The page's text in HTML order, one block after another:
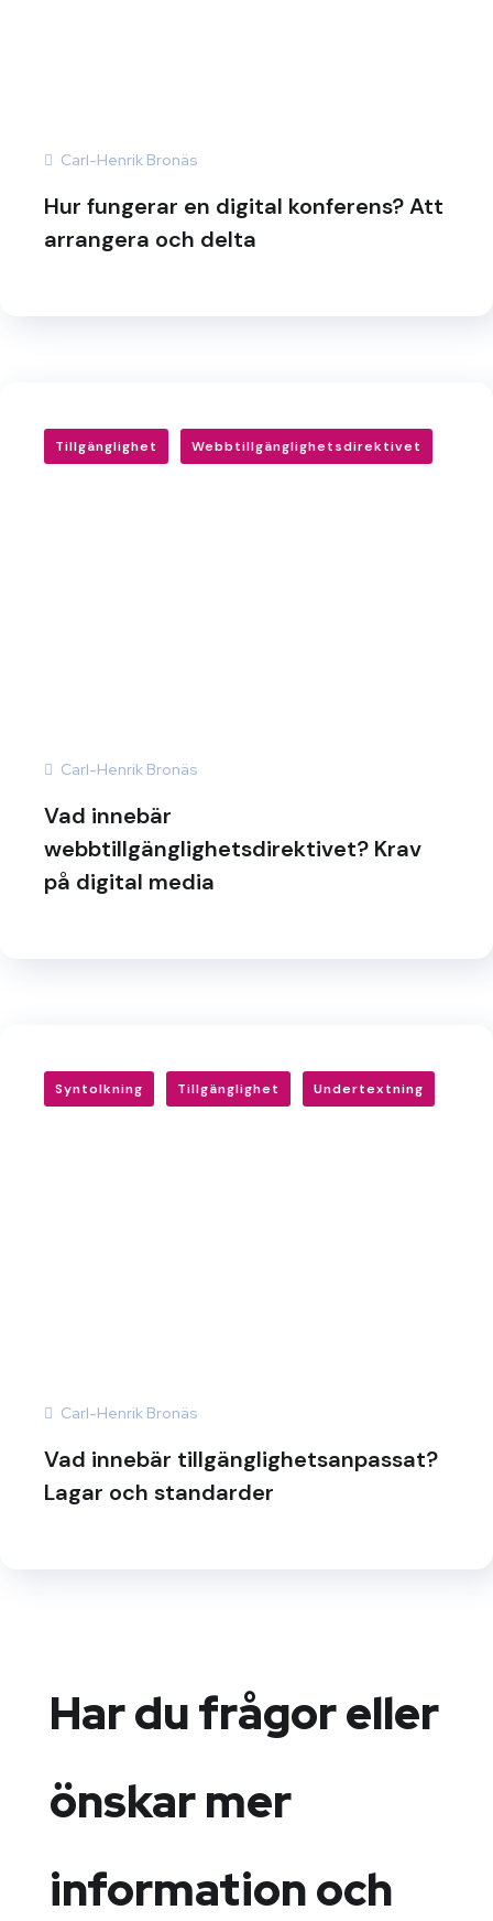
Carl-Henrik Bronäs
Hur fungerar en digital konferens? Att
arrangera och delta
Tillgänglighet Webbtillgänglighetsdirektivet
Carl-Henrik Bronäs
Vad innebär
webbtillgänglighetsdirektivet? Krav
på digital media
Syntolkning Tillgänglighet Undertextning
Carl-Henrik Bronäs
Vad innebär tillgänglighetsanpassat?
Lagar och standarder
Har du frågor eller
önskar mer
information och